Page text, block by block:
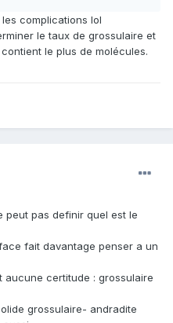
complications lol
le taux de grossulaire et
le plus de molécules.
peut pas definir quel est le
fait davantage penser a un
certitude : grossulaire
grossulaire- andradite